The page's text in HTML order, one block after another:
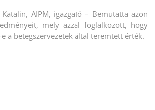
AIPM, igazgató – Bemutatta azon
mely azzal foglalkozott, hogy
a betegszervezetek által teremtett érték.